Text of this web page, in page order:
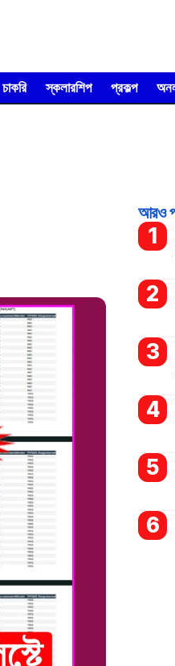
চাকরি স্কলারশিপ প্রকল্প
আরও